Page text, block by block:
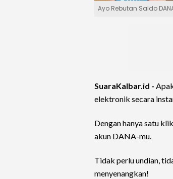
Ayo Rebutan Saldo
SuaraKalbar.id -
elektronik secara
Dengan hanya satu
akun DANA-mu.
Tidak perlu undian,
menyenangkan!